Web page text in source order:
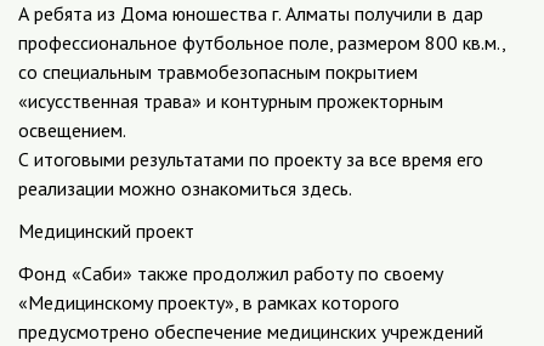
А ребята из Дома юношества г. Алматы получили в дар
профессиональное футбольное поле, размером 800 кв.м.,
со специальным травмобезопасным покрытием
«исусственная трава» и контурным прожекторным
освещением.
С итоговыми результатами по проекту за все время его
реализации можно ознакомиться здесь.
Медицинский проект
Фонд «Саби» также продолжил работу по своему
«Медицинскому проекту», в рамках которого
предусмотрено обеспечение медицинских учреждений